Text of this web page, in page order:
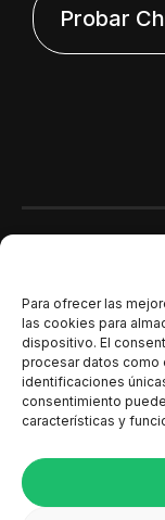
Para ofrecer las
las cookies para
dispositivo. El
procesar datos como
identificaciones
consentimiento
características y
Probar